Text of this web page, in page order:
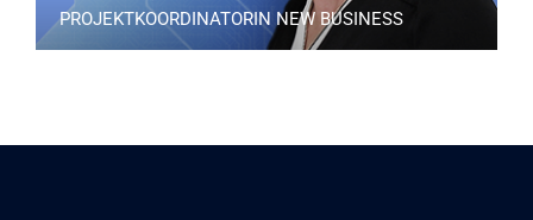
PROJEKTKOORDINATORIN NEW BUSINESS